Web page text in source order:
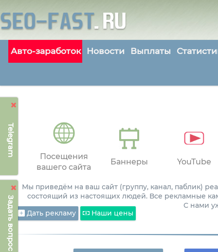
Telegram
Задать вопрос
Авто-заработок Новости Выплаты
Посещения
вашего сайта
Баннеры YouTube
Мы приведём на ваш сайт (группу, канал, паблик)
состоящий из настоящих людей. Все рекламные
С нами
Дать рекламу
Наши цены